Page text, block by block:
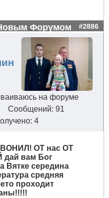
Форумом #2886
на форуме
Сообщений: 91
4
ОТ нас ОТ
вам Бог
Вятке середина
средняя
проходит